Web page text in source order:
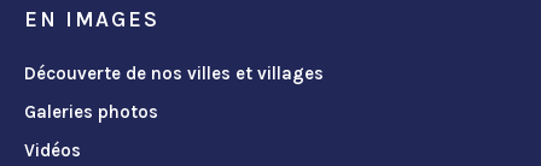
EN IMAGES
Découverte de nos villes et villages
Galeries photos
Vidéos